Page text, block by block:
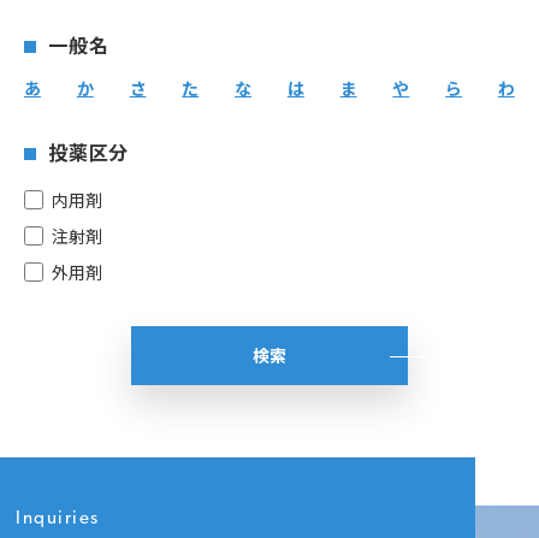
一般名
あ か さ た な は ま や ら わ
投薬区分
内用剤
注射剤
外用剤
Inquiries